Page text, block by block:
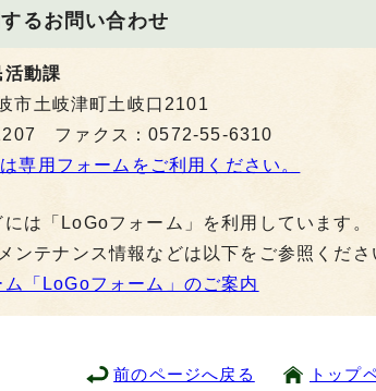
るお問い合わせ
動課
土岐津町土岐口2101
ファクス：0572-55-6310
専用フォームをご利用ください。
は「LoGoフォーム」を利用しています。
ンテナンス情報などは以下をご参照くださ
「LoGoフォーム」のご案内
前のページへ戻る トップ